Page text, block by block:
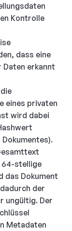
Kontrolle
dass eine
Daten erkannt
eines privaten
wird dabei
64-stellige
das Dokument
der
ungültig. Der
Metadaten